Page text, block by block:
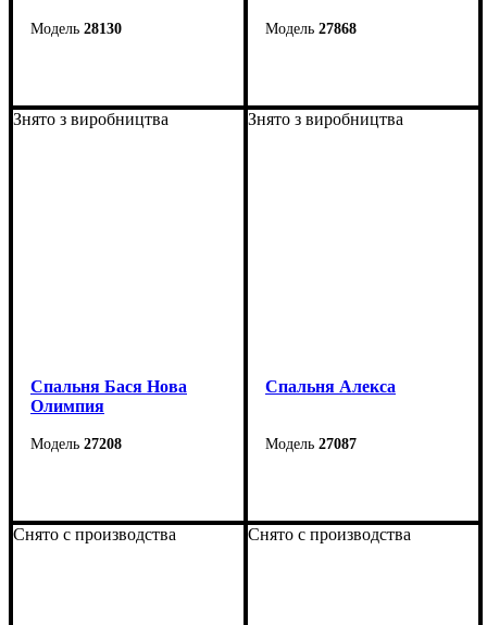
28130 27868
Знято з виробництва
Спальня Бася Нова
Олимпия
27208
Знято з виробництва
Спальня Алекса
27087
Снято с производства Снято с производства